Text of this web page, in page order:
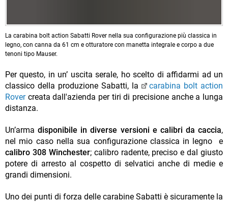
La carabina bolt action Sabatti Rover nella sua configurazione più classica in
legno, con canna da 61 cm e otturatore con manetta integrale e corpo a due
tenoni tipo Mauser.
Per questo, in un’ uscita serale, ho scelto di affidarmi ad un
classico della produzione Sabatti, la
carabina bolt action
Rovercreata dall'azienda per tiri di precisione anche a lunga
distanza.
Un’armadisponibile in diverse versioni e calibri da caccia,
nel mio caso nella sua configurazione classica in legno e
calibro 308 Winchester; calibro radente, preciso e dal giusto
potere di arresto al cospetto di selvatici anche di medie e
grandi dimensioni.
Uno dei punti di forza delle carabine Sabatti è sicuramente la